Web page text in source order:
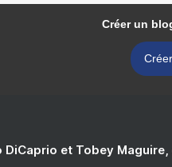
Créer un
DiCaprio et Tobey